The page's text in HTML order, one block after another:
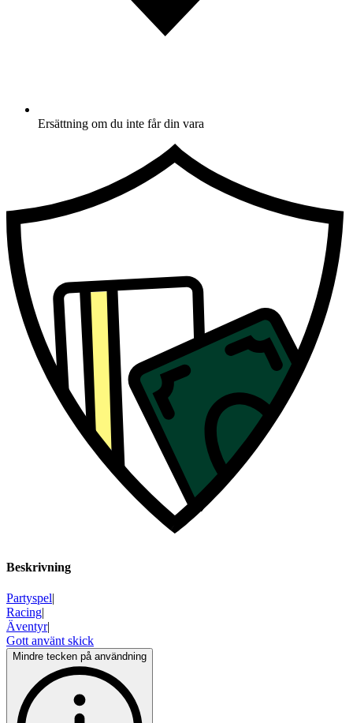
Ersättning om du inte får din vara
Beskrivning
Partyspel|
Racing|
Äventyr|
Gott använt skick
Mindre tecken på användning